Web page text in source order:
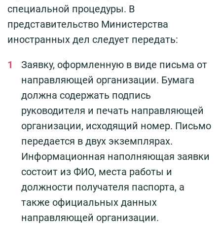
специальной процедуры. В
представительство Министерства
иностранных дел следует передать:
Заявку, оформленную в виде письма от
направляющей организации. Бумага
должна содержать подпись
руководителя и печать направляющей
организации, исходящий номер. Письмо
передается в двух экземплярах.
Информационная наполняющая заявки
состоит из ФИО, места работы и
должности получателя паспорта, а
также официальных данных
направляющей организации.